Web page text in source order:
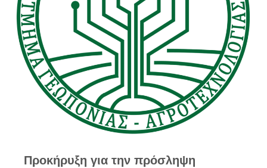
Προκήρυξη για την πρόσληψη